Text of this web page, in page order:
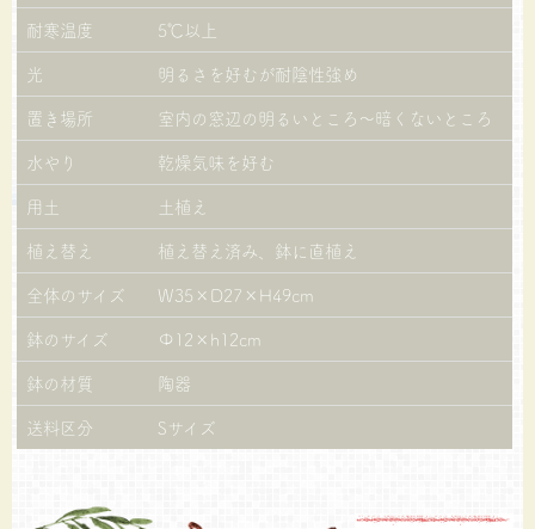
耐寒温度
5℃以上
光
明るさを好むが耐陰性強め
置き場所
室内の窓辺の明るいところ～暗くないところ
水やり
乾燥気味を好む
用土
土植え
植え替え
植え替え済み、鉢に直植え
全体のサイズ
W35×D27×H49cm
鉢のサイズ
Φ12×h12cm
鉢の材質
陶器
送料区分
Sサイズ